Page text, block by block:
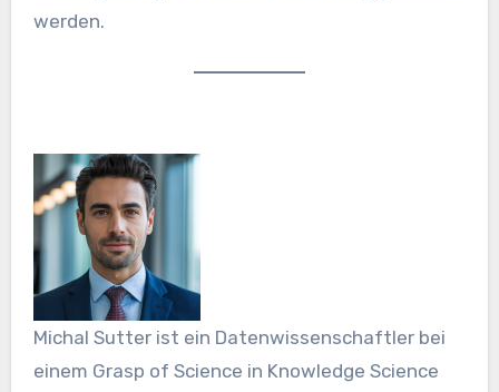
werden.
Michal Sutter ist ein Datenwissenschaftler bei
einem Grasp of Science in Knowledge Science